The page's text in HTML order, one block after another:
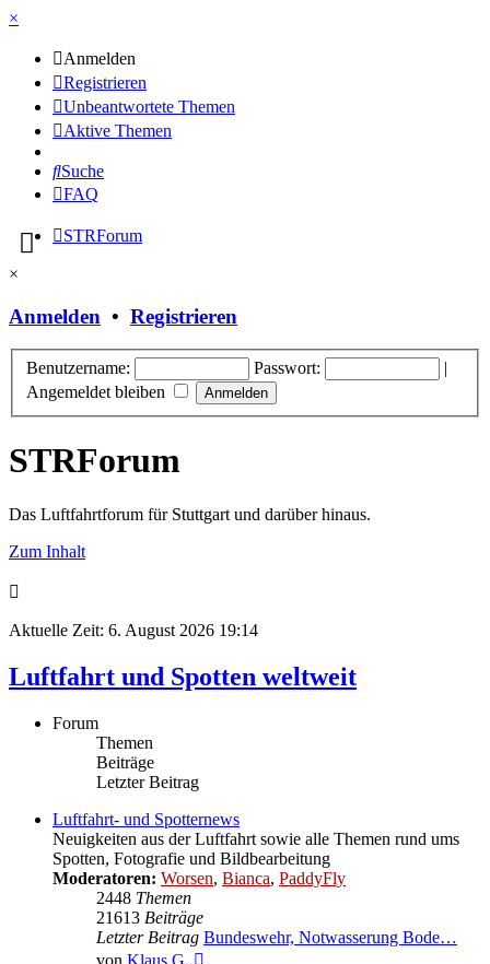
×
Anmelden
Registrieren
Unbeantwortete Themen
Aktive Themen
Suche
FAQ
STRForum
×
Anmelden • Registrieren
Benutzername: Passwort:
|
Angemeldet bleiben
STRForum
Das Luftfahrtforum für Stuttgart und darüber hinaus.
Zum Inhalt
Aktuelle Zeit: 6. August 2026 19:14
Luftfahrt und Spotten weltweit
Forum
Themen
Beiträge
Letzter Beitrag
Luftfahrt- und Spotternews
Neuigkeiten aus der Luftfahrt sowie alle Themen rund ums
Spotten, Fotografie und Bildbearbeitung
Moderatoren: Worsen, Bianca, PaddyFly
2448 Themen
21613 Beiträge
Letzter Beitrag Bundeswehr, Notwasserung Bode…
von Klaus G.